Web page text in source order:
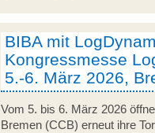
BIBA mit
Kongressmesse
5.-6. März 2026,
Vom 5. bis 6. März 2026
Bremen (CCB) erneut ihre